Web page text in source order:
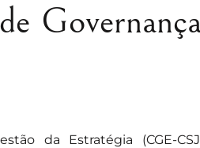
da Estratégia (CGE-